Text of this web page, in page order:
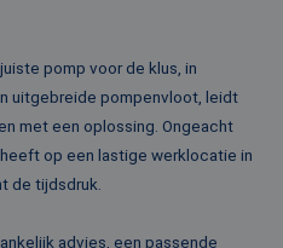
pomp voor de klus, in
uitgebreide pompenvloot, leidt
met een oplossing. Ongeacht
op een lastige werklocatie in
de tijdsdruk.
advies, een passende